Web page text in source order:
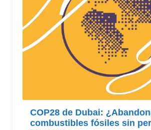
COP28 de Dubai:
combustibles fósiles sin